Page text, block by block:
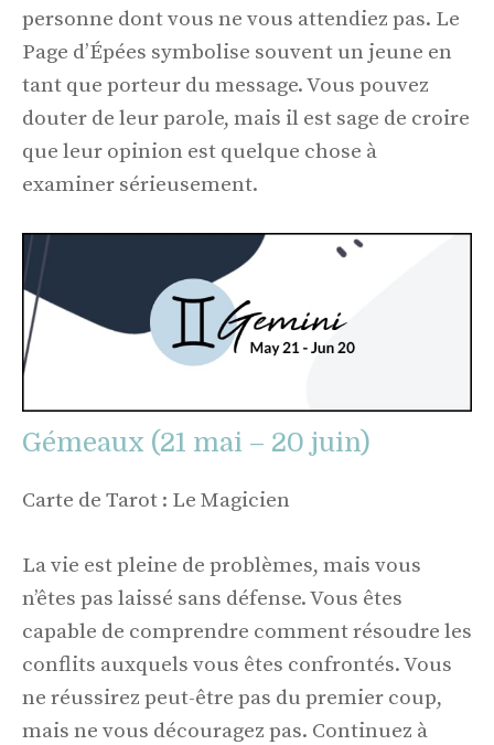
personne dont vous ne vous attendiez pas. Le
Page d’Épées symbolise souvent un jeune en
tant que porteur du message. Vous pouvez
douter de leur parole, mais il est sage de croire
que leur opinion est quelque chose à
examiner sérieusement.
Gémeaux (21 mai – 20 juin)
Carte de Tarot : Le Magicien
La vie est pleine de problèmes, mais vous
n’êtes pas laissé sans défense. Vous êtes
capable de comprendre comment résoudre les
conflits auxquels vous êtes confrontés. Vous
ne réussirez peut-être pas du premier coup,
mais ne vous découragez pas. Continuez à